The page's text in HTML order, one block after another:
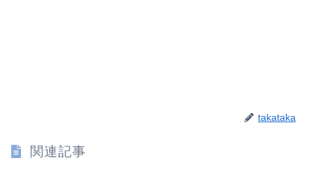
takataka
関連記事